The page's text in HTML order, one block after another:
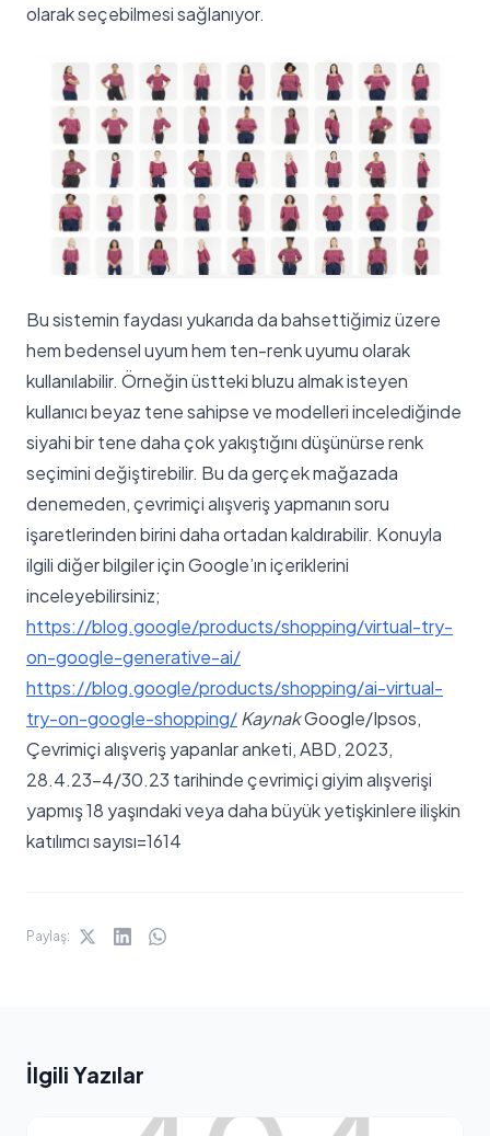
olarak seçebilmesi sağlanıyor.
Bu sistemin faydası yukarıda da bahsettiğimiz üzere
hem bedensel uyum hem ten-renk uyumu olarak
kullanılabilir. Örneğin üstteki bluzu almak isteyen
kullanıcı beyaz tene sahipse ve modelleri incelediğinde
siyahi bir tene daha çok yakıştığını düşünürse renk
seçimini değiştirebilir. Bu da gerçek mağazada
denemeden, çevrimiçi alışveriş yapmanın soru
işaretlerinden birini daha ortadan kaldırabilir. Konuyla
ilgili diğer bilgiler için Google’ın içeriklerini
inceleyebilirsiniz;
https://blog.google/products/shopping/virtual-try-
on-google-generative-ai/
https://blog.google/products/shopping/ai-virtual-
try-on-google-shopping/KaynakGoogle/Ipsos,
Çevrimiçi alışveriş yapanlar anketi, ABD, 2023,
28.4.23-4/30.23 tarihinde çevrimiçi giyim alışverişi
yapmış 18 yaşındaki veya daha büyük yetişkinlere ilişkin
katılımcı sayısı=1614
Paylaş:
İlgili Yazılar